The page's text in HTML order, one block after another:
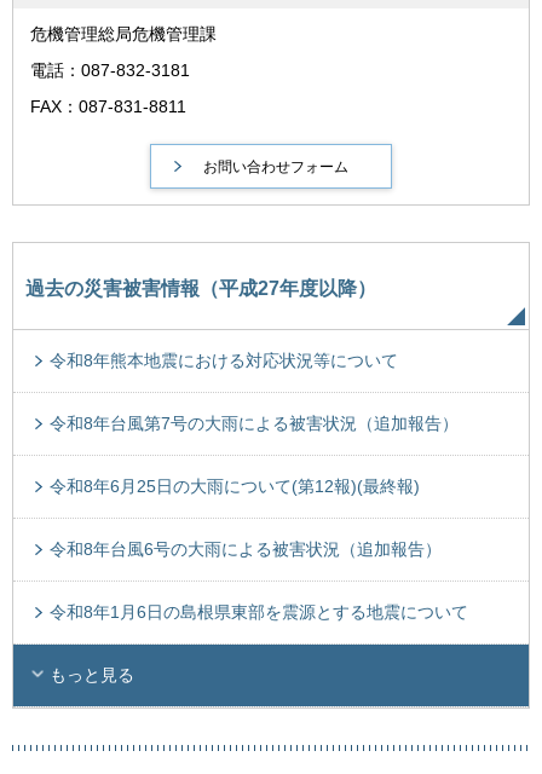
危機管理総局危機管理課
電話：087-832-3181
FAX：087-831-8811
過去の災害被害情報（平成27年度以降）
令和8年熊本地震における対応状況等について
令和8年台風第7号の大雨による被害状況（追加報告）
令和8年6月25日の大雨について(第12報)(最終報)
令和8年台風6号の大雨による被害状況（追加報告）
令和8年1月6日の島根県東部を震源とする地震について
もっと見る